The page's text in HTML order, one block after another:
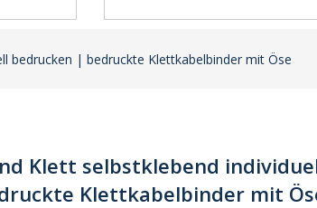
bedrucken | bedruckte Klettkabelbinder mit Öse
Klett selbstklebend
Klettkabelbinder mit